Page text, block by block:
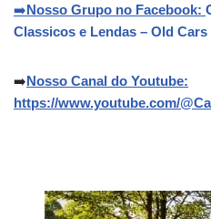
➡️Nosso Grupo no Facebook:
Classicos e Lendas – Old Cars
➡️Nosso Canal do Youtube:
https://www.youtube.com/